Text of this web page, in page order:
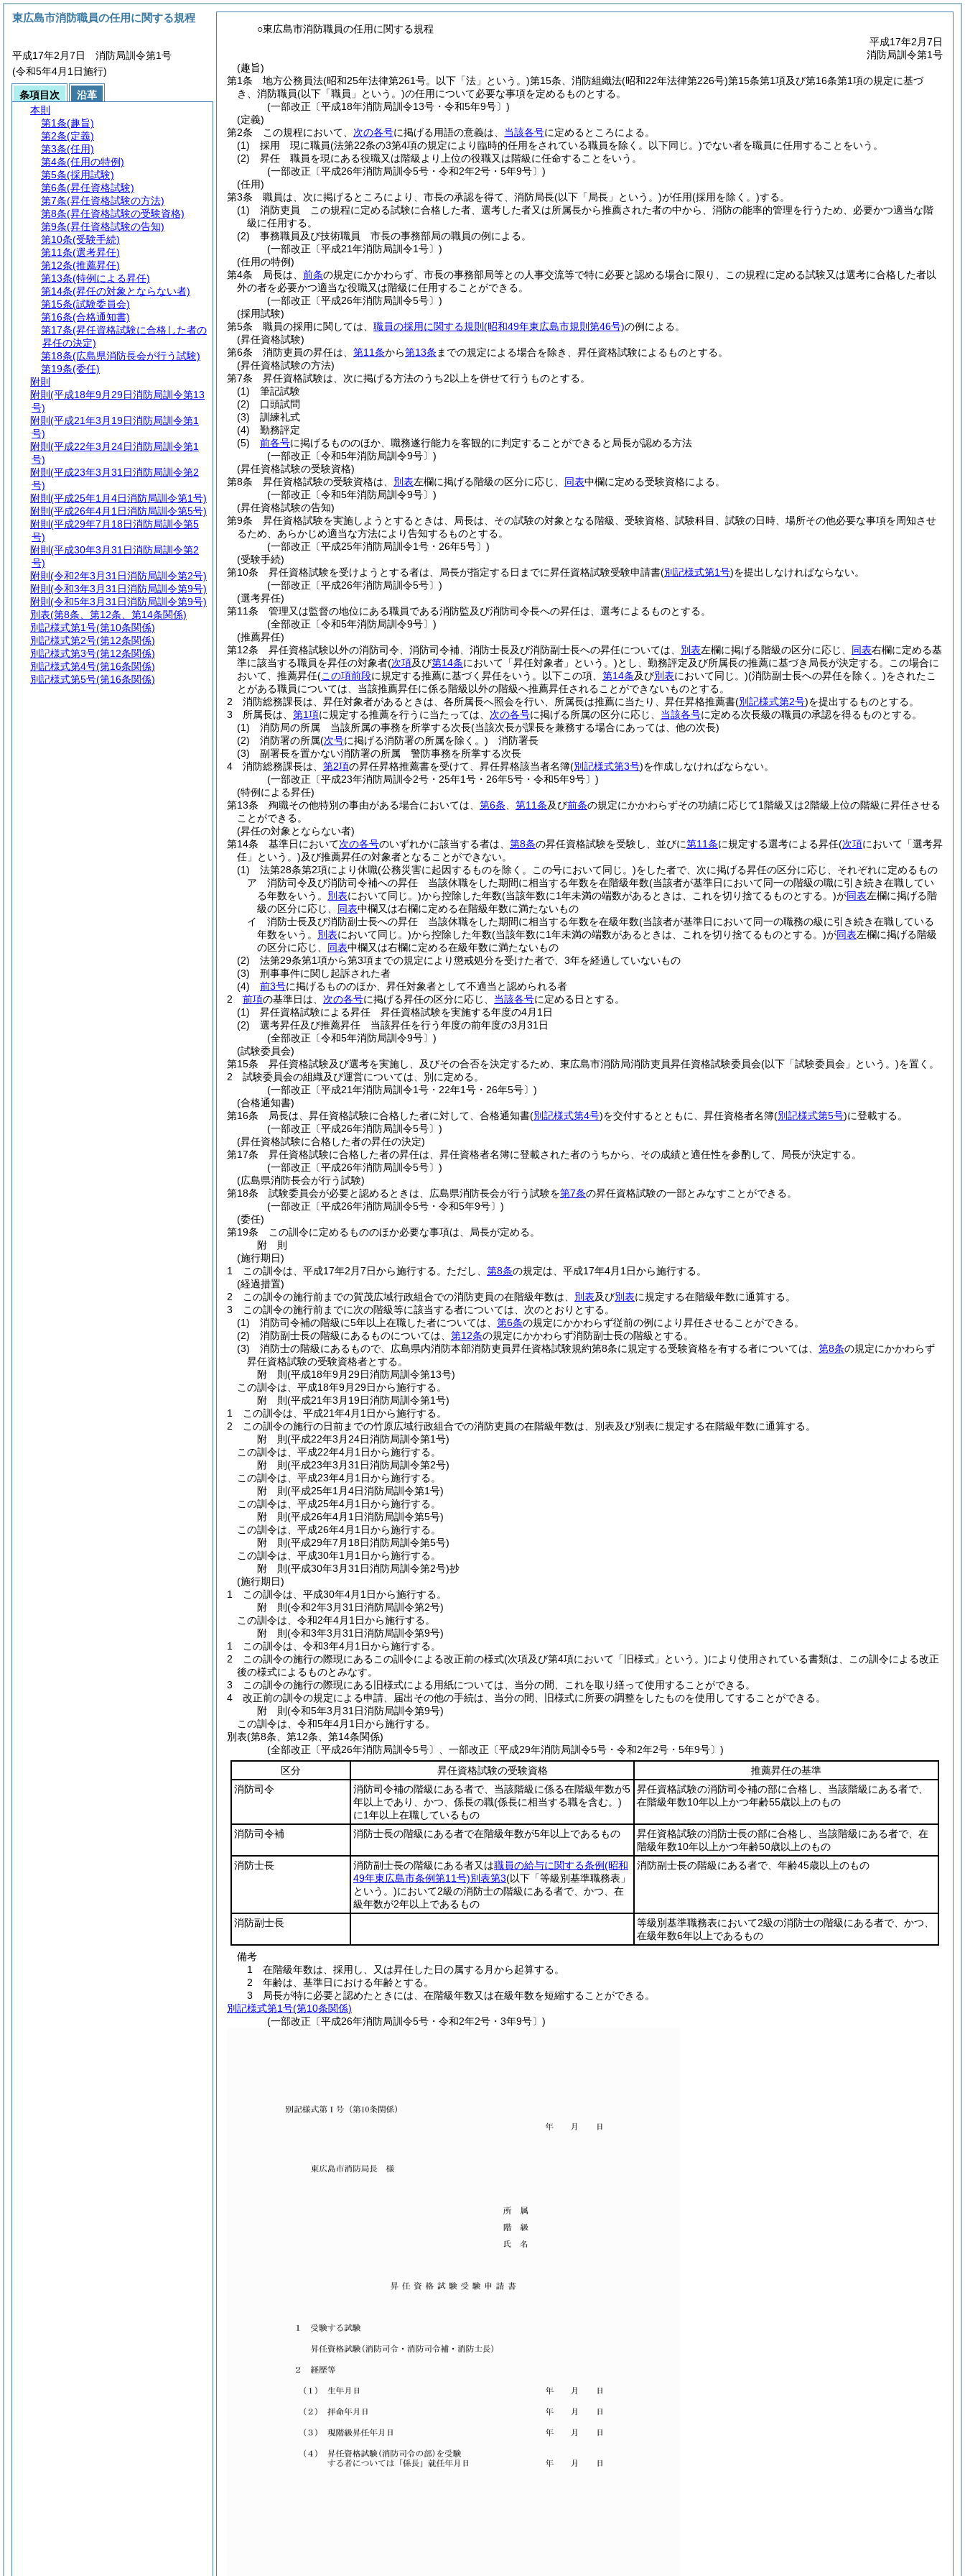
○東広島市消防職員の任用に関する規程
平成17年2月7日
消防局訓令第1号
(趣旨)
第1条
地方公務員法(昭和25年法律第261号。以下「法」という。)第15条、消防組織法(昭和22年法律第226号)第15条第1項及び第16条第1項の規定に基づ
き、消防職員(以下「職員」という。)の任用について必要な事項を定めるものとする。
(一部改正〔平成18年消防局訓令13号・令和5年9号〕)
(定義)
第2条
この規程において、 次の各号に掲げる用語の意義は、 当該各号に定めるところによる。
(1)
採用 現に職員(法第22条の3第4項の規定により臨時的任用をされている職員を除く。以下同じ。)でない者を職員に任用することをいう。
(2)
昇任 職員を現にある役職又は階級より上位の役職又は階級に任命することをいう。
(一部改正〔平成26年消防局訓令5号・令和2年2号・5年9号〕)
(任用)
第3条
職員は、次に掲げるところにより、市長の承認を得て、消防局長(以下「局長」という。)が任用(採用を除く。)する。
(1)
消防吏員 この規程に定める試験に合格した者、選考した者又は所属長から推薦された者の中から、消防の能率的管理を行うため、必要かつ適当な階
級に任用する。
(2)
事務職員及び技術職員 市長の事務部局の職員の例による。
(一部改正〔平成21年消防局訓令1号〕)
(任用の特例)
第4条
局長は、 前条の規定にかかわらず、市長の事務部局等との人事交流等で特に必要と認める場合に限り、この規程に定める試験又は選考に合格した者以
外の者を必要かつ適当な役職又は階級に任用することができる。
(一部改正〔平成26年消防局訓令5号〕)
(採用試験)
第5条
職員の採用に関しては、 職員の採用に関する規則 (昭和49年東広島市規則第46号)の例による。
(昇任資格試験)
第6条
消防吏員の昇任は、 第11条から第13条 までの規定による場合を除き、昇任資格試験によるものとする。
(昇任資格試験の方法)
第7条
昇任資格試験は、次に掲げる方法のうち2以上を併せて行うものとする。
(1)
筆記試験
(2)
口頭試問
(3)
訓練礼式
(4)
勤務評定
(5)
前各号に掲げるもののほか、職務遂行能力を客観的に判定することができると局長が認める方法
(一部改正〔令和5年消防局訓令9号〕)
(昇任資格試験の受験資格)
第8条
昇任資格試験の受験資格は、 別表左欄に掲げる階級の区分に応じ、 同表中欄に定める受験資格による。
(一部改正〔令和5年消防局訓令9号〕)
(昇任資格試験の告知)
第9条
昇任資格試験を実施しようとするときは、局長は、その試験の対象となる階級、受験資格、試験科目、試験の日時、場所その他必要な事項を周知させ
るため、あらかじめ適当な方法により告知するものとする。
(一部改正〔平成25年消防局訓令1号・26年5号〕)
(受験手続)
第10条
昇任資格試験を受けようとする者は、局長が指定する日までに昇任資格試験受験申請書(別記様式第1号)を提出しなければならない。
(一部改正〔平成26年消防局訓令5号〕)
(選考昇任)
第11条
管理又は監督の地位にある職員である消防監及び消防司令長への昇任は、選考によるものとする。
(全部改正〔令和5年消防局訓令9号〕)
(推薦昇任)
第12条
昇任資格試験以外の消防司令、消防司令補、消防士長及び消防副士長への昇任については、 別表左欄に掲げる階級の区分に応じ、 同表右欄に定める基
準に該当する職員を昇任の対象者(次項及び第14条において「昇任対象者」という。)とし、勤務評定及び所属長の推薦に基づき局長が決定する。
この場合に
おいて、推薦昇任(この項前段に規定する推薦に基づく昇任をいう。以下この項、 第14条及び別表において同じ。)(消防副士長への昇任を除く。)をされたこ
とがある職員については、当該推薦昇任に係る階級以外の階級へ推薦昇任されることができないものとする。
2
消防総務課長は、昇任対象者があるときは、各所属長へ照会を行い、所属長は推薦に当たり、昇任昇格推薦書(別記様式第2号)を提出するものとする。
3
所属長は、 第1項に規定する推薦を行うに当たっては、 次の各号に掲げる所属の区分に応じ、 当該各号に定める次長級の職員の承認を得るものとする。
(1)
消防局の所属 当該所属の事務を所掌する次長(当該次長が課長を兼務する場合にあっては、他の次長)
(2)
消防署の所属(次号に掲げる消防署の所属を除く。) 消防署長
(3)
副署長を置かない消防署の所属 警防事務を所掌する次長
4
消防総務課長は、 第2項の昇任昇格推薦書を受けて、昇任昇格該当者名簿(別記様式第3号)を作成しなければならない。
(一部改正〔平成23年消防局訓令2号・25年1号・26年5号・令和5年9号〕)
(特例による昇任)
第13条
殉職その他特別の事由がある場合においては、 第6条 第11条及び前条の規定にかかわらずその功績に応じて1階級又は2階級上位の階級に昇任させる
ことができる。
(昇任の対象とならない者)
第14条
基準日において次の各号のいずれかに該当する者は、 第8条の昇任資格試験を受験し、並びに第11条に規定する選考による昇任(次項において「選考昇
任」という。)及び推薦昇任の対象者となることができない。
(1)
法第28条第2項により休職(公務災害に起因するものを除く。この号において同じ。)をした者で、次に掲げる昇任の区分に応じ、それぞれに定めるもの
ア
消防司令及び消防司令補への昇任 当該休職をした期間に相当する年数を在階級年数(当該者が基準日において同一の階級の職に引き続き在職してい
る年数をいう。 別表において同じ。)から控除した年数(当該年数に1年未満の端数があるときは、これを切り捨てるものとする。)が同表左欄に掲げる階
級の区分に応じ、 同表中欄又は右欄に定める在階級年数に満たないもの
イ
消防士長及び消防副士長への昇任 当該休職をした期間に相当する年数を在級年数(当該者が基準日において同一の職務の級に引き続き在職している
年数をいう。 別表において同じ。)から控除した年数(当該年数に1年未満の端数があるときは、これを切り捨てるものとする。)が同表左欄に掲げる階級
の区分に応じ、 同表中欄又は右欄に定める在級年数に満たないもの
(2)
法第29条第1項から第3項までの規定により懲戒処分を受けた者で、3年を経過していないもの
(3)
刑事事件に関し起訴された者
(4)
前3号に掲げるもののほか、昇任対象者として不適当と認められる者
2
前項の基準日は、 次の各号に掲げる昇任の区分に応じ、 当該各号に定める日とする。
(1)
昇任資格試験による昇任 昇任資格試験を実施する年度の4月1日
(2)
選考昇任及び推薦昇任 当該昇任を行う年度の前年度の3月31日
(全部改正〔令和5年消防局訓令9号〕)
(試験委員会)
第15条
昇任資格試験及び選考を実施し、及びその合否を決定するため、東広島市消防局消防吏員昇任資格試験委員会(以下「試験委員会」という。)を置く。
2
試験委員会の組織及び運営については、別に定める。
(一部改正〔平成21年消防局訓令1号・22年1号・26年5号〕)
(合格通知書)
第16条
局長は、昇任資格試験に合格した者に対して、合格通知書(別記様式第4号)を交付するとともに、昇任資格者名簿(別記様式第5号)に登載する。
(一部改正〔平成26年消防局訓令5号〕)
(昇任資格試験に合格した者の昇任の決定)
第17条
昇任資格試験に合格した者の昇任は、昇任資格者名簿に登載された者のうちから、その成績と適任性を参酌して、局長が決定する。
(一部改正〔平成26年消防局訓令5号〕)
(広島県消防長会が行う試験)
第18条
試験委員会が必要と認めるときは、広島県消防長会が行う試験を第7条の昇任資格試験の一部とみなすことができる。
(一部改正〔平成26年消防局訓令5号・令和5年9号〕)
(委任)
第19条
この訓令に定めるもののほか必要な事項は、局長が定める。
附 則
(施行期日)
1
この訓令は、平成17年2月7日から施行する。 ただし、 第8条の規定は、平成17年4月1日から施行する。
(経過措置)
2
この訓令の施行前までの賀茂広域行政組合での消防吏員の在階級年数は、 別表及び別表に規定する在階級年数に通算する。
3
この訓令の施行前までに次の階級等に該当する者については、次のとおりとする。
(1)
消防司令補の階級に5年以上在職した者については、 第6条の規定にかかわらず従前の例により昇任させることができる。
(2)
消防副士長の階級にあるものについては、 第12条の規定にかかわらず消防副士長の階級とする。
(3)
消防士の階級にあるもので、広島県内消防本部消防吏員昇任資格試験規約第8条に規定する受験資格を有する者については、 第8条の規定にかかわらず
昇任資格試験の受験資格者とする。
附 則(平成18年9月29日消防局訓令第13号)
この訓令は、平成18年9月29日から施行する。
附 則(平成21年3月19日消防局訓令第1号)
1
この訓令は、平成21年4月1日から施行する。
2
この訓令の施行の日前までの竹原広域行政組合での消防吏員の在階級年数は、別表及び別表に規定する在階級年数に通算する。
附 則(平成22年3月24日消防局訓令第1号)
この訓令は、平成22年4月1日から施行する。
附 則(平成23年3月31日消防局訓令第2号)
この訓令は、平成23年4月1日から施行する。
附 則(平成25年1月4日消防局訓令第1号)
この訓令は、平成25年4月1日から施行する。
附 則(平成26年4月1日消防局訓令第5号)
この訓令は、平成26年4月1日から施行する。
附 則(平成29年7月18日消防局訓令第5号)
この訓令は、平成30年1月1日から施行する。
附 則(平成30年3月31日消防局訓令第2号)抄
(施行期日)
1
この訓令は、平成30年4月1日から施行する。
附 則(令和2年3月31日消防局訓令第2号)
この訓令は、令和2年4月1日から施行する。
附 則(令和3年3月31日消防局訓令第9号)
1
この訓令は、令和3年4月1日から施行する。
2
この訓令の施行の際現にあるこの訓令による改正前の様式(次項及び第4項において「旧様式」という。)により使用されている書類は、この訓令による改正
後の様式によるものとみなす。
3
この訓令の施行の際現にある旧様式による用紙については、当分の間、これを取り繕って使用することができる。
4
改正前の訓令の規定による申請、届出その他の手続は、当分の間、旧様式に所要の調整をしたものを使用してすることができる。
附 則(令和5年3月31日消防局訓令第9号)
この訓令は、令和5年4月1日から施行する。
別表(第8条、第12条、第14条関係)
(全部改正〔平成26年消防局訓令5号〕、一部改正〔平成29年消防局訓令5号・令和2年2号・5年9号〕)
区分
昇任資格試験の受験資格
推薦昇任の基準
消防司令
消防司令補の階級にある者で、当該階級に係る在階級年数が5
年以上であり、かつ、係長の職(係長に相当する職を含む。)
に1年以上在職しているもの
昇任資格試験の消防司令補の部に合格し、当該階級にある者で、
在階級年数10年以上かつ年齢55歳以上のもの
消防司令補 消防士長の階級にある者で在階級年数が5年以上であるもの
昇任資格試験の消防士長の部に合格し、当該階級にある者で、在
階級年数10年以上かつ年齢50歳以上のもの
消防士長
消防副士長の階級にある者又は職員の給与に関する条例(昭和
49年東広島市条例第11号)別表第3(以下「等級別基準職務表」
という。)において2級の消防士の階級にある者で、かつ、在
級年数が2年以上であるもの
消防副士長の階級にある者で、年齢45歳以上のもの
消防副士長
等級別基準職務表において2級の消防士の階級にある者で、かつ、
在級年数6年以上であるもの
備考
1 在階級年数は、採用し、又は昇任した日の属する月から起算する。
2 年齢は、基準日における年齢とする。
3 局長が特に必要と認めたときには、在階級年数又は在級年数を短縮することができる。
別記様式第1号(第10条関係)
(一部改正〔平成26年消防局訓令5号・令和2年2号・3年9号〕)
東広島市消防職員の任用に関する規程
平成17年2月7日 消防局訓令第1号
(令和5年4月1日施行)
条項目次
沿革
本則
第1条(趣旨)
第2条(定義)
第3条(任用)
第4条(任用の特例)
第5条(採用試験)
第6条(昇任資格試験)
第7条(昇任資格試験の方法)
第8条(昇任資格試験の受験資格)
第9条(昇任資格試験の告知)
第10条(受験手続)
第11条(選考昇任)
第12条(推薦昇任)
第13条(特例による昇任)
第14条(昇任の対象とならない者)
第15条(試験委員会)
第16条(合格通知書)
第17条(昇任資格試験に合格した者の
昇任の決定)
第18条(広島県消防長会が行う試験)
第19条(委任)
附則
附則 (平成18年9月29日消防局訓令第13
号)
附則 (平成21年3月19日消防局訓令第1
号)
附則 (平成22年3月24日消防局訓令第1
号)
附則 (平成23年3月31日消防局訓令第2
号)
附則 (平成25年1月4日消防局訓令第1号)
附則 (平成26年4月1日消防局訓令第5号)
附則 (平成29年7月18日消防局訓令第5
号)
附則 (平成30年3月31日消防局訓令第2
号)
附則 (令和2年3月31日消防局訓令第2号)
附則 (令和3年3月31日消防局訓令第9号)
附則 (令和5年3月31日消防局訓令第9号)
別表(第8条、第12条、第14条関係)
別記様式第1号(第10条関係)
別記様式第2号(第12条関係)
別記様式第3号(第12条関係)
別記様式第4号(第16条関係)
別記様式第5号(第16条関係)